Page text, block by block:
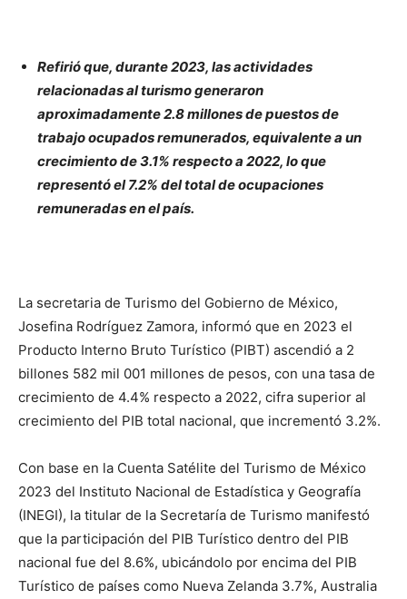
Refirió que, durante 2023, las actividades
relacionadas al turismo generaron
aproximadamente 2.8 millones de puestos de
trabajo ocupados remunerados, equivalente a un
crecimiento de 3.1% respecto a 2022, lo que
representó el 7.2% del total de ocupaciones
remuneradas en el país.
La secretaria de Turismo del Gobierno de México,
Josefina Rodríguez Zamora, informó que en 2023 el
Producto Interno Bruto Turístico (PIBT) ascendió a 2
billones 582 mil 001 millones de pesos, con una tasa de
crecimiento de 4.4% respecto a 2022, cifra superior al
crecimiento del PIB total nacional, que incrementó 3.2%.
Con base en la Cuenta Satélite del Turismo de México
2023 del Instituto Nacional de Estadística y Geografía
(INEGI), la titular de la Secretaría de Turismo manifestó
que la participación del PIB Turístico dentro del PIB
nacional fue del 8.6%, ubicándolo por encima del PIB
Turístico de países como Nueva Zelanda 3.7%, Australia